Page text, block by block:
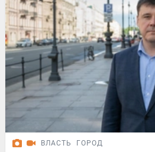
ВЛАСТЬ ГОРОД